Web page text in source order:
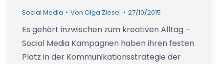
Social Media Von Olga Ziesel 27/10/2015
Es gehört inzwischen zum kreativen Alltag –
Social Media Kampagnen haben ihren festen
Platz in der Kommunikationsstrategie der